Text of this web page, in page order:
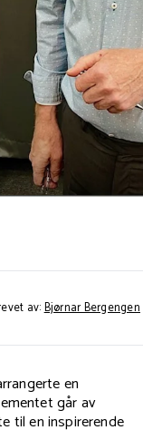
av:Bjørnar Bergengen
en
går av
til en inspirerende